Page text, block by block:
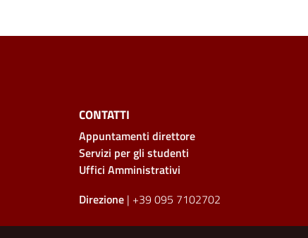
CONTATTI
Appuntamenti direttore
Servizi per gli studenti
Uffici Amministrativi
Direzione| +39 095 7102702